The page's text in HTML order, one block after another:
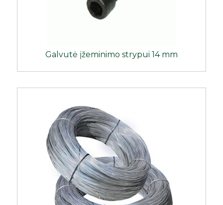
Galvutė įžeminimo strypui 14 mm